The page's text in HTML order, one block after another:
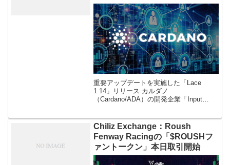
重要アップデートを実施した「Lace
1.14」リリース カルダノ
（Cardano/ADA）の開発企業「Input
数のアップデート […]
Chiliz Exchange：Roush
Fenway Racingの「$ROUSHフ
ァントークン」本日取引開始